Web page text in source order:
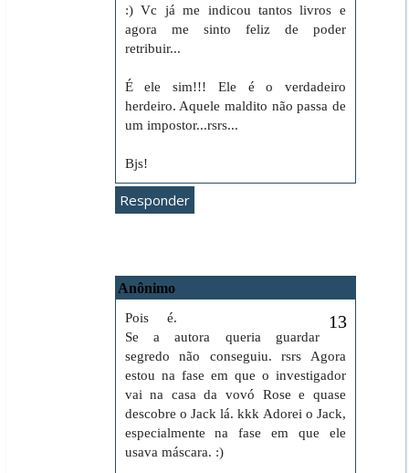
:) Vc já me indicou tantos livros e
agora me sinto feliz de poder
retribuir...
É ele sim!!! Ele é o verdadeiro
herdeiro. Aquele maldito não passa de
um impostor...rsrs...
Bjs!
Responder
Anônimo
Pois é.
Se a autora queria guardar
segredo não conseguiu. rsrs Agora
estou na fase em que o investigador
vai na casa da vovó Rose e quase
descobre o Jack lá. kkk Adorei o Jack,
especialmente na fase em que ele
usava máscara. :)